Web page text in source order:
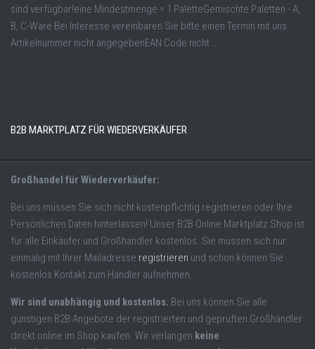
sind verfügbar!eine Mindestmenge = 1 PaletteGemischte Paletten - A,
B, C-Ware Bei Interesse vereinbaren Sie bitte einen Termin mit uns.
Artikelnummer nicht angegebenEAN Code nicht ...
B2B MARKTPLATZ FÜR WIEDERVERKÄUFER
Großhandel für Wiederverkäufer:
Bei uns müssen Sie sich nicht kostenpflichtig registrieren oder Ihre
Persönlichen Daten hinterlassen! Unser B2B Online Marktplatz Shop ist
für alle Einkäufer und Großhändler kostenlos. Sie müssen sich nur
einmalig mit Ihrer Mailadresse registrieren und schon können Sie
kostenlos Kontakt zum Händler aufnehmen.
Wir sind unabhängig und kostenlos. Bei uns können Sie alle
günstigen B2B Angebote der registrierten und geprüften Großhändler
direkt online im Shop kaufen. Wir verlangen keine